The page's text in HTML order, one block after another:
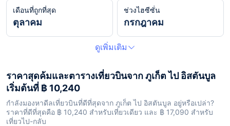
เดือนที่ถูกที่สุด
ตุลาคม
ช่วงไฮซีซั่น
กรกฎาคม
ดูเพิ่มเติม
ราคาสุดค้มและตารางเที่ยวบินจาก ภูเก็ต ไป อิสตันบูล
เริ่มต้นที่ ฿ 10,240
กำลังมองหาดีลเที่ยวบินที่ดีที่สุดจาก ภูเก็ต ไป อิสตันบูล อยู่หรือเปล่า?
ราคาที่ดีที่สุดคือ ฿ 10,240 สำหรับเที่ยวเดียว และ ฿ 17,090 สำหรับ
เที่ยวไป-กลับ